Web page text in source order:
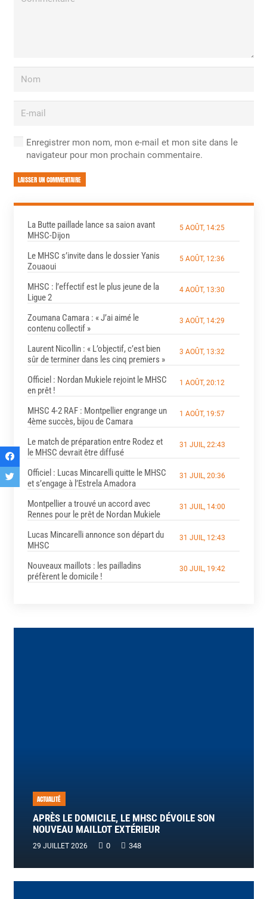
Enregistrer mon nom, mon e-mail et mon site dans le
navigateur pour mon prochain commentaire.
LAISSER UN COMMENTAIRE
La Butte paillade lance sa saion avant
MHSC-Dijon
5 AOÛT, 14:25
Le MHSC s’invite dans le dossier Yanis
Zouaoui
5 AOÛT, 12:36
MHSC : l’effectif est le plus jeune de la
Ligue 2
4 AOÛT, 13:30
Zoumana Camara : « J’ai aimé le
contenu collectif »
3 AOÛT, 14:29
Laurent Nicollin : « L’objectif, c’est bien
sûr de terminer dans les cinq premiers »
3 AOÛT, 13:32
Officiel : Nordan Mukiele rejoint le MHSC
en prêt !
1 AOÛT, 20:12
MHSC 4-2 RAF : Montpellier engrange un
4ème succès, bijou de Camara
1 AOÛT, 19:57
Le match de préparation entre Rodez et
le MHSC devrait être diffusé
31 JUIL, 22:43
Officiel : Lucas Mincarelli quitte le MHSC
et s’engage à l’Estrela Amadora
31 JUIL, 20:36
Montpellier a trouvé un accord avec
Rennes pour le prêt de Nordan Mukiele
31 JUIL, 14:00
Lucas Mincarelli annonce son départ du
MHSC
31 JUIL, 12:43
Nouveaux maillots : les pailladins
préfèrent le domicile !
30 JUIL, 19:42
ACTUALITÉ
APRÈS LE DOMICILE, LE MHSC DÉVOILE SON
NOUVEAU MAILLOT EXTÉRIEUR
29 JUILLET 2026 0 348